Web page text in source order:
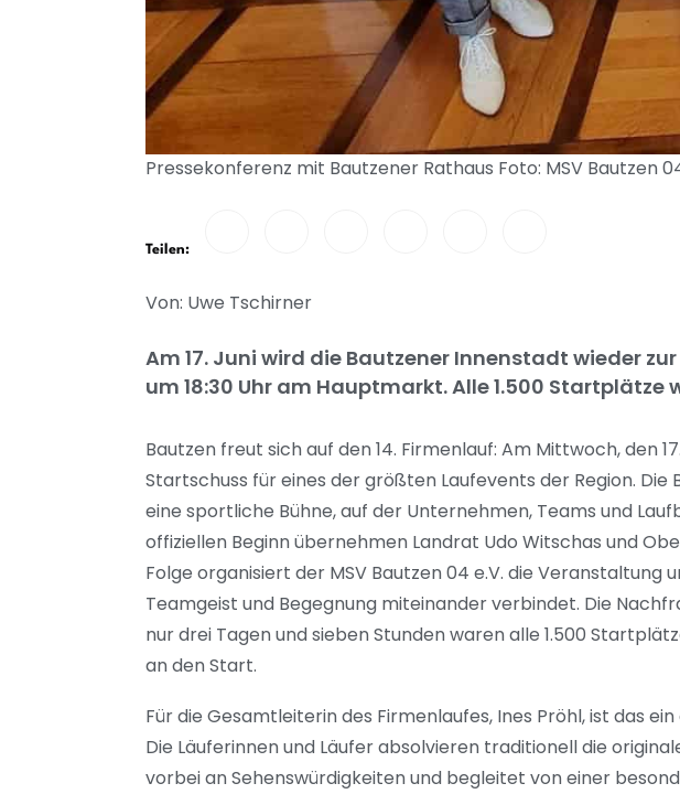
Pressekonferenz mit Bautzener Rathaus Foto: MSV Bautzen
Teilen:
Von: Uwe Tschirner
Am 17. Juni wird die Bautzener Innenstadt wieder
um 18:30 Uhr am Hauptmarkt. Alle 1.500
Bautzen freut sich auf den 14. Firmenlauf: Am Mittwoch, den
Startschuss für eines der größten Laufevents der Region.
eine sportliche Bühne, auf der Unternehmen, Teams und
offiziellen Beginn übernehmen Landrat Udo Witschas und
Folge organisiert der MSV Bautzen 04 e.V. die
Teamgeist und Begegnung miteinander verbindet. Die
nur drei Tagen und sieben Stunden waren alle 1.500
an den Start.
Für die Gesamtleiterin des Firmenlaufes, Ines Pröhl, ist das
Die Läuferinnen und Läufer absolvieren traditionell die
vorbei an Sehenswürdigkeiten und begleitet von einer